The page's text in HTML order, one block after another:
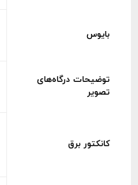
بایوس
توضیحات درگاه‌های
تصویر
کانکتور برق